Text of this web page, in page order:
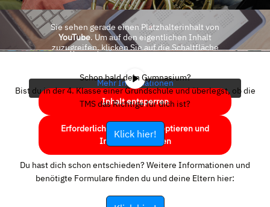
Sie sehen gerade einen Platzhalterinhalt von
YouTube. Um auf den eigentlichen Inhalt
zuzugreifen, klicken Sie auf die Schaltfläche
Mehr Informationen
Inhalt entsperren
Erforderlichen Service akzeptieren und
Inhalte entsperren
Schon bald dein Gymnasium?
Bist du in der 4. Klasse einer Grundschule und überlegst, ob die
TMS das Richtige für dich ist?
Klick hier!
Du hast dich schon entschieden? Weitere Informationen und
benötigte Formulare finden du und deine Eltern hier: